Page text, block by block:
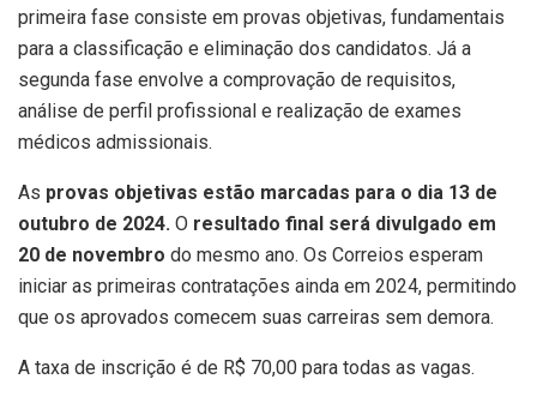
primeira fase consiste em provas objetivas, fundamentais
para a classificação e eliminação dos candidatos. Já a
segunda fase envolve a comprovação de requisitos,
análise de perfil profissional e realização de exames
médicos admissionais.
As provas objetivas estão marcadas para o dia 13 de
outubro de 2024. O resultado final será divulgado em
20 de novembro do mesmo ano. Os Correios esperam
iniciar as primeiras contratações ainda em 2024, permitindo
que os aprovados comecem suas carreiras sem demora.
A taxa de inscrição é de R$ 70,00 para todas as vagas.